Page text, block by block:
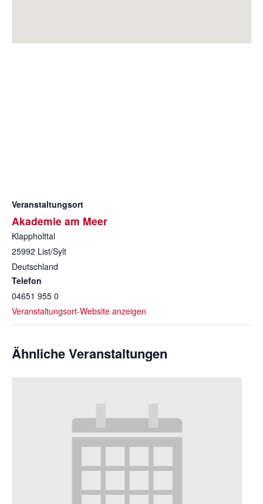
Veranstaltungsort
Akademie am Meer
Klappholttal
25992 List/Sylt
Deutschland
Telefon
04651 955 0
Veranstaltungsort-Website anzeigen
Ähnliche Veranstaltungen